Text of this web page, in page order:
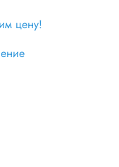
цену!